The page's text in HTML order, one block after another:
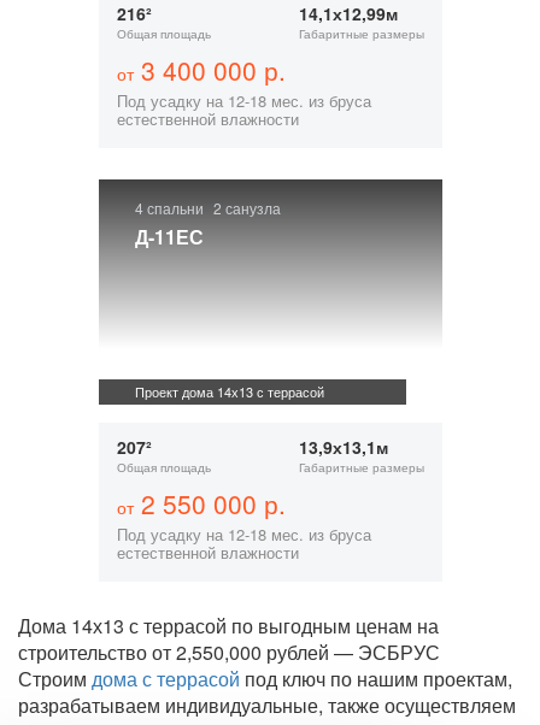
216²
Общая площадь
14,1х12,99м
Габаритные размеры
от3 400 000 р.
Под усадку на 12-18 мес. из бруса
естественной влажности
4 спальни 2 санузла
Д-11ЕС
Проект дома 14х13 с террасой
207²
Общая площадь
13,9х13,1м
Габаритные размеры
от2 550 000 р.
Под усадку на 12-18 мес. из бруса
естественной влажности
Дома 14х13 с террасой по выгодным ценам на
строительство от 2,550,000 рублей — ЭСБРУС
Строим дома с террасой под ключ по нашим проектам,
разрабатываем индивидуальные, также осуществляем